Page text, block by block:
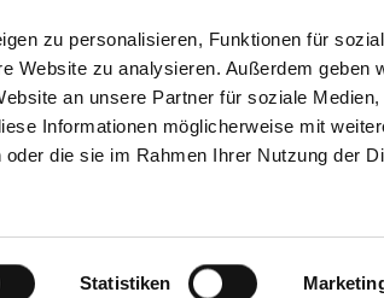
zu personalisieren, Funktionen für
Website zu analysieren. Außerdem geben
an unsere Partner für soziale Medien,
Informationen möglicherweise mit
die sie im Rahmen Ihrer Nutzung der
Statistiken
Downloads
Veranstaltungen
04821/69-0 · Fax: 04821/699-356 · E-Mail: